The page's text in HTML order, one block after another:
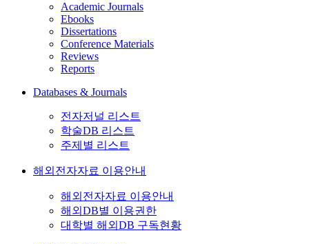
Academic Journals
Ebooks
Dissertations
Conference Materials
Reviews
Reports
Databases & Journals
전자저널 리스트
학술DB 리스트
주제별 리스트
해외전자자료 이용안내
해외전자자료 이용안내
해외DB별 이용권한
대학별 해외DB 구독현황